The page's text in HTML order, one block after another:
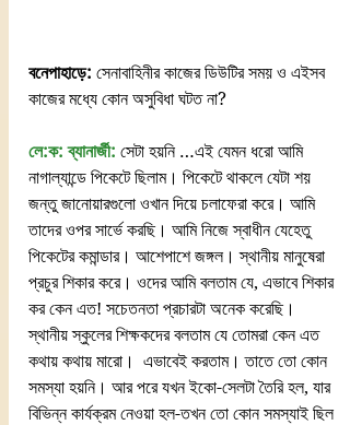
বনেপাহাড়ে: সেনাবাহিনীর কাজের ডিউটির সময় ও এইসব
কাজের মধ্যে কোন অসুবিধা ঘটত না?
লে:ক: ব্যানার্জী: সেটা হয়নি …এই যেমন ধরো আমি
নাগাল্যান্ডে পিকেটে ছিলাম। পিকেটে থাকলে যেটা শয়
জন্তু জানোয়ারগুলো ওখান দিয়ে চলাফেরা করে। আমি
তাদের ওপর সার্ভে করছি। আমি নিজে স্বাধীন যেহেতু
পিকেটের কমান্ডার। আশেপাশে জঙ্গল। স্থানীয় মানুষেরা
প্রচুর শিকার করে। ওদের আমি বলতাম যে, এভাবে শিকার
কর কেন এত! সচেতনতা প্রচারটা অনেক করেছি।
স্থানীয় স্কুলের শিক্ষকদের বলতাম যে তোমরা কেন এত
কথায় কথায় মারো।  এভাবেই করতাম। তাতে তো কোন
সমস্যা হয়নি। আর পরে যখন ইকো-সেলটা তৈরি হল, যার
বিভিন্ন কার্যক্রম নেওয়া হল-তখন তো কোন সমস্যাই ছিল